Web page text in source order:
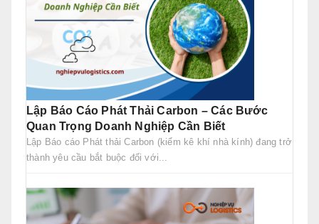
Lập Báo Cáo Phát Thải Carbon – Các Bước
Quan Trọng Doanh Nghiệp Cần Biết
Lập Báo cáo Phát thải Carbon (kiểm kê khí nhà kính) đang trở
thành yêu cầu bắt buộc đối với...